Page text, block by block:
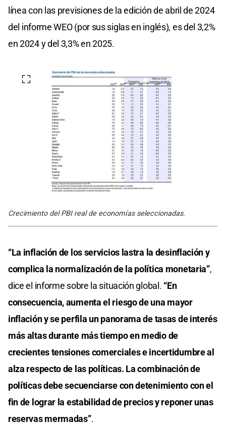
línea con las previsiones de la edición de abril de 2024
del informe WEO (por sus siglas en inglés), es del 3,2%
en 2024 y del 3,3% en 2025.
Crecimiento del PBI real de economías seleccionadas.
“La inflación de los servicios lastra la desinflación y
complica la normalización de la política monetaria”,
dice el informe sobre la situación global. “En
consecuencia, aumenta el riesgo de una mayor
inflación y se perfila un panorama de tasas de interés
más altas durante más tiempo en medio de
crecientes tensiones comerciales e incertidumbre al
alza respecto de las políticas. La combinación de
políticas debe secuenciarse con detenimiento con el
fin de lograr la estabilidad de precios y reponer unas
reservas mermadas”.